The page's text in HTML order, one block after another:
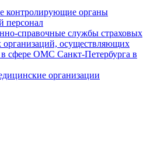
контролирующие органы
персонал
справочные службы страховых
организаций, осуществляющих
в сфере ОМС Санкт-Петербурга в
организации